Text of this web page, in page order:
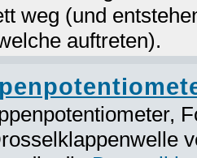
weg (und
auftreten).